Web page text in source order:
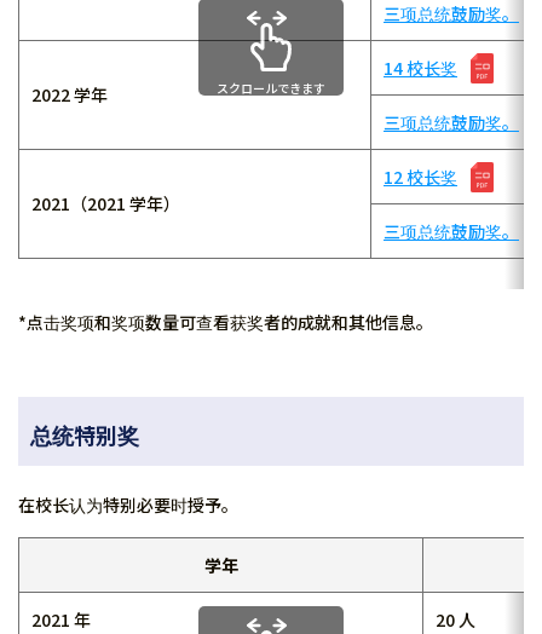
三项总统鼓励奖。
2022 学年
14 校长奖
三项总统鼓励奖。
2021（2021 学年）
12 校长奖
三项总统鼓励奖。
スクロールできます
*点击奖项和奖项数量可查看获奖者的成就和其他信息。
总统特别奖
在校长认为特别必要时授予。
学年
2021 年 20 人